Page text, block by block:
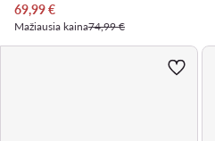
Dabartinė kaina
69,99€
Mažiausia kaina74,99 €